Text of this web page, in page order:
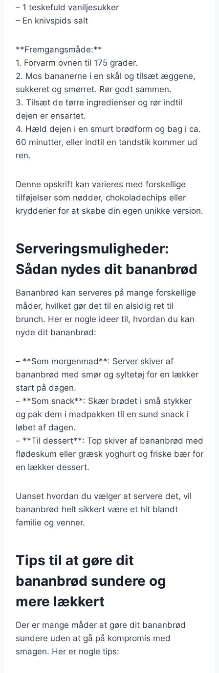
– 1 teskefuld vaniljesukker
– En knivspids salt
**Fremgangsmåde:**
1. Forvarm ovnen til 175 grader.
2. Mos bananerne i en skål og tilsæt æggene,
sukkeret og smørret. Rør godt sammen.
3. Tilsæt de tørre ingredienser og rør indtil
dejen er ensartet.
4. Hæld dejen i en smurt brødform og bag i ca.
60 minutter, eller indtil en tandstik kommer ud
ren.
Denne opskrift kan varieres med forskellige
tilføjelser som nødder, chokoladechips eller
krydderier for at skabe din egen unikke version.
Serveringsmuligheder:
Sådan nydes dit bananbrød
Bananbrød kan serveres på mange forskellige
måder, hvilket gør det til en alsidig ret til
brunch. Her er nogle ideer til, hvordan du kan
nyde dit bananbrød:
– **Som morgenmad**: Server skiver af
bananbrød med smør og syltetøj for en lækker
start på dagen.
– **Som snack**: Skær brødet i små stykker
og pak dem i madpakken til en sund snack i
løbet af dagen.
– **Til dessert**: Top skiver af bananbrød med
flødeskum eller græsk yoghurt og friske bær for
en lækker dessert.
Uanset hvordan du vælger at servere det, vil
bananbrød helt sikkert være et hit blandt
familie og venner.
Tips til at gøre dit
bananbrød sundere og
mere lækkert
Der er mange måder at gøre dit bananbrød
sundere uden at gå på kompromis med
smagen. Her er nogle tips: